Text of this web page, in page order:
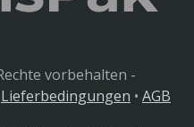
vorbehalten -
Lieferbedingungen • AGB